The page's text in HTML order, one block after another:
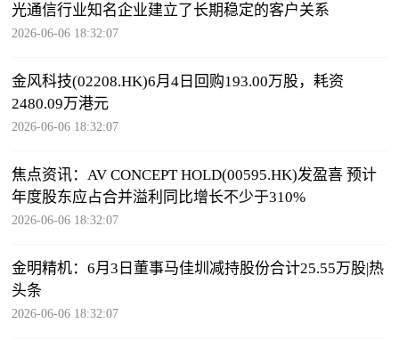
光通信行业知名企业建立了长期稳定的客户关系
2026-06-06 18:32:07
金风科技(02208.HK)6月4日回购193.00万股，耗资
2480.09万港元
2026-06-06 18:32:07
焦点资讯：AV CONCEPT HOLD(00595.HK)发盈喜 预计
年度股东应占合并溢利同比增长不少于310%
2026-06-06 18:32:07
金明精机：6月3日董事马佳圳减持股份合计25.55万股|热
头条
2026-06-06 18:32:07